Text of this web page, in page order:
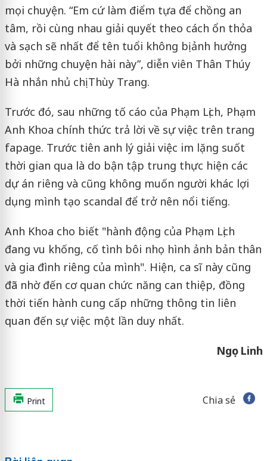
mọi chuyện. “Em cứ làm điểm tựa để chồng an
tâm, rồi cùng nhau giải quyết theo cách ổn thỏa
và sạch sẽ nhất để tên tuổi không bị ảnh hưởng
bởi những chuyện hài này”, diễn viên Thân Thúy
Hà nhắn nhủ chị Thùy Trang.
Trước đó, sau những tố cáo của Phạm Lịch, Phạm
Anh Khoa chính thức trả lời về sự việc trên trang
fapage. Trước tiên anh lý giải việc im lặng suốt
thời gian qua là do bận tập trung thực hiện các
dự án riêng và cũng không muốn người khác lợi
dụng mình tạo scandal để trở nên nổi tiếng.
Anh Khoa cho biết "hành động của Phạm Lịch
đang vu khống, cố tình bôi nhọ hình ảnh bản thân
và gia đình riêng của mình". Hiện, ca sĩ này cũng
đã nhờ đến cơ quan chức năng can thiệp, đồng
thời tiến hành cung cấp những thông tin liên
quan đến sự việc một lần duy nhất.
Ngọc Linh
Print Chia sẻ